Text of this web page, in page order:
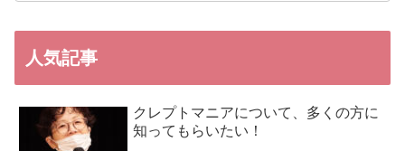
人気記事
クレプトマニアについて、多くの方に
知ってもらいたい！